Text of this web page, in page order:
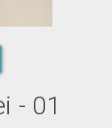
- 01